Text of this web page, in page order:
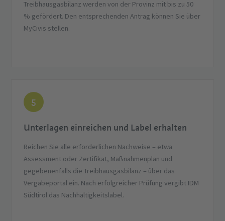
Treibhausgasbilanz werden von der Provinz mit bis zu 50
% gefördert. Den entsprechenden Antrag können Sie über
MyCivis stellen.
5
Unterlagen einreichen und Label erhalten
Reichen Sie alle erforderlichen Nachweise – etwa
Assessment oder Zertifikat, Maßnahmenplan und
gegebenenfalls die Treibhausgasbilanz – über das
Vergabeportal ein. Nach erfolgreicher Prüfung vergibt IDM
Südtirol das Nachhaltigkeitslabel.